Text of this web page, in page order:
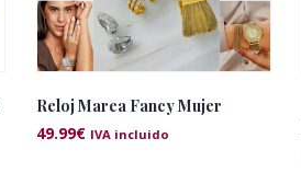
Reloj Marea Fancy Mujer
49.99€ IVA incluido